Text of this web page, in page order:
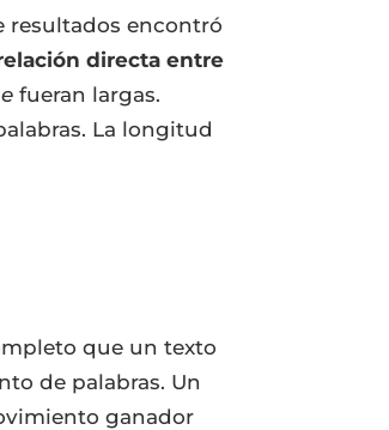
resultados encontró
directa entre
fueran largas.
La longitud
que un texto
de palabras. Un
ganador